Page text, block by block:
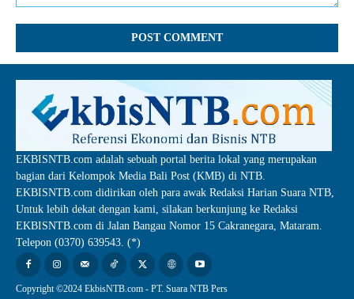
EKBISNTB.com adalah sebuah portal berita lokal yang merupakan
bagian dari Kelompok Media Bali Post (KMB) di NTB.
EKBISNTB.com didirikan oleh para awak Redaksi Harian Suara NTB,
Untuk lebih dekat dengan kami, silakan berkunjung ke Redaksi
EKBISNTB.com di Jalan Bangau Nomor 15 Cakranegara, Mataram.
Telepon (0370) 639543. (*)
Copyright ©2024 EkbisNTB.com - PT. Suara NTB Pers